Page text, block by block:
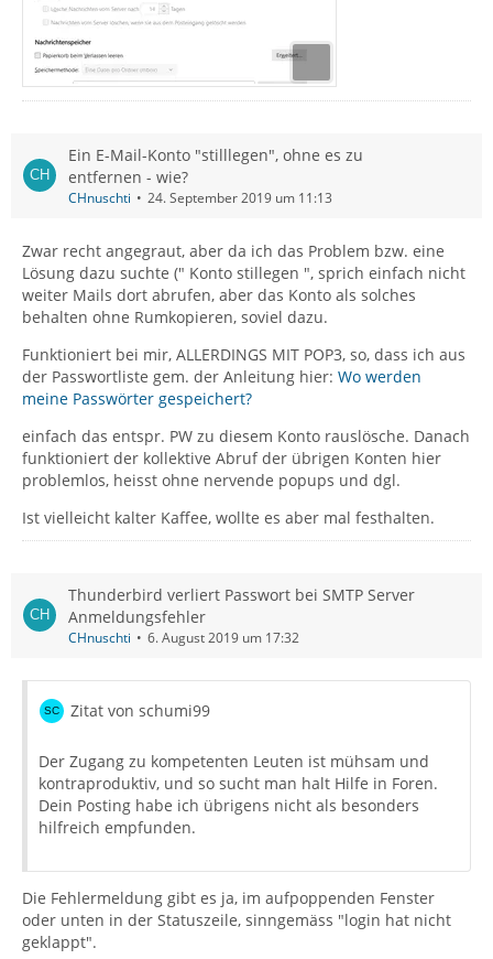
Ein E-Mail-Konto "stilllegen", ohne es zu
entfernen - wie?
CHnuschti 24. September 2019 um 11:13
Zwar recht angegraut, aber da ich das Problem bzw. eine
Lösung dazu suchte (" Konto stillegen ", sprich einfach nicht
weiter Mails dort abrufen, aber das Konto als solches
behalten ohne Rumkopieren, soviel dazu.
Funktioniert bei mir, ALLERDINGS MIT POP3, so, dass ich aus
der Passwortliste gem. der Anleitung hier: Wo werden
meine Passwörter gespeichert?
einfach das entspr. PW zu diesem Konto rauslösche. Danach
funktioniert der kollektive Abruf der übrigen Konten hier
problemlos, heisst ohne nervende popups und dgl.
Ist vielleicht kalter Kaffee, wollte es aber mal festhalten.
Thunderbird verliert Passwort bei SMTP Server
Anmeldungsfehler
CHnuschti 6. August 2019 um 17:32
Zitat von schumi99
Der Zugang zu kompetenten Leuten ist mühsam und
kontraproduktiv, und so sucht man halt Hilfe in Foren.
Dein Posting habe ich übrigens nicht als besonders
hilfreich empfunden.
Die Fehlermeldung gibt es ja, im aufpoppenden Fenster
oder unten in der Statuszeile, sinngemäss "login hat nicht
geklappt".